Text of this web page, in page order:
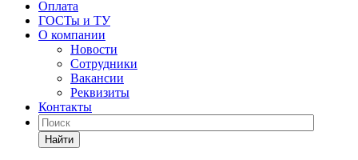
Оплата
ГОСТы и ТУ
О компании
Новости
Сотрудники
Вакансии
Реквизиты
Контакты
Найти